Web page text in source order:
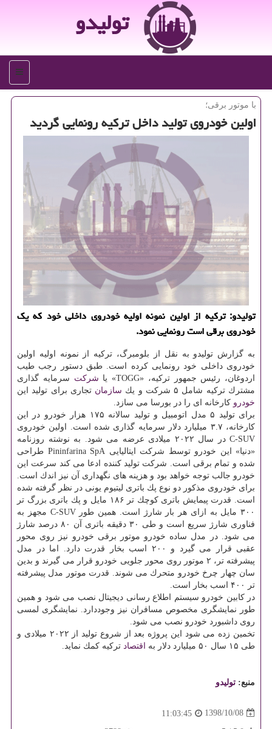
تولیدو
منو
با موتور برقی؛
اولین خودروی تولید داخل تركیه رونمایی گردید
تولیدو: تركیه از اولین نمونه اولیه خودروی داخلی خود كه یك
خودروی برقی است رونمایی نمود.
به گزارش تولیدو به نقل از بلومبرگ، تركیه از نمونه اولیه اولین
خودروی داخلی خود رونمایی كرده است. طبق دستور رجب طیب
اردوغان، رئیس جمهور تركیه، «TOGG» یا
شركت سرمایه گذاری
مشترك تركیه شامل ۵ شركت و یك
سازمان تجاری برای تولید این
خودرو كارخانه ای را در بورسا می سازد.
برای تولید ۵ مدل اتومبیل و تولید سالانه ۱۷۵ هزار خودرو در این
كارخانه، ۳.۷ میلیارد دلار سرمایه گذاری شده است. اولین خودروی
C-SUV در سال ۲۰۲۲ میلادی عرضه می شود. به نوشته روزنامه
«دنیا» این خودرو توسط شركت ایتالیایی Pininfarina SpA طراحی
شده و تمام برقی است. شركت تولید كننده ادعا می كند سرعت این
خودرو جالب توجه خواهد بود و هزینه های نگهداری آن نیز اندك است.
برای خودروی مذكور دو نوع پك باتری لیتیوم یونی در نظر گرفته شده
است. قدرت پیمایش باتری كوچك تر ۱۸۶ مایل و پك باتری بزرگ تر
۳۰۰ مایل به ازای هر بار شارژ است. همین طور C-SUV مجهز به
فناوری شارژ سریع است و طی ۳۰ دقیقه باتری آن ۸۰ درصد شارژ
می شود. در مدل ساده خودرو موتور برقی خودرو نیز روی محور
عقبی قرار می گیرد و ۲۰۰ اسب بخار قدرت دارد. اما در مدل
پیشرفته تر، ۲ موتور روی محور جلویی خودرو قرار می گیرند و بدین
سان چهار چرخ خودرو متحرك می شوند. قدرت موتور مدل پیشرفته
تر ۴۰۰ اسب بخار است.
در كابین خودرو سیستم اطلاع رسانی دیجیتال نصب می شود و همین
طور نمایشگری مخصوص مسافران نیز وجوددارد. نمایشگری لمسی
روی داشبورد خودرو نصب می شود.
تخمین زده می شود این پروژه بعد از شروع تولید از ۲۰۲۲ میلادی و
طی ۱۵ سال ۵۰ میلیارد دلار به
اقتصاد تركیه كمك نماید.
منبع: تولیدو
1398/10/08
11:03:45